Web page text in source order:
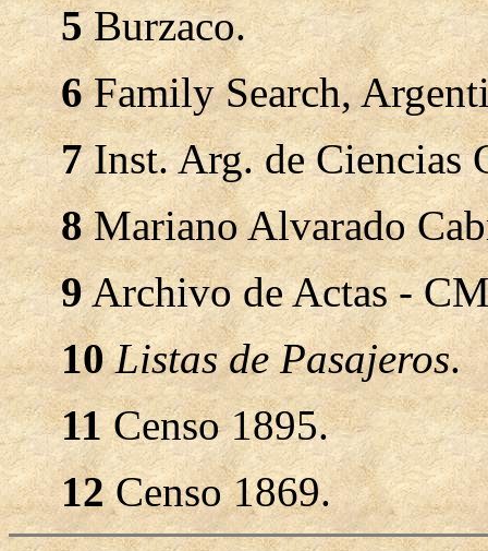
5Burzaco.
6Family Search,
7Inst. Arg. de Ciencias
8Mariano Alvarado
9Archivo de Actas -
10 Listas de Pasajeros.
11 Censo 1895.
12Censo 1869.